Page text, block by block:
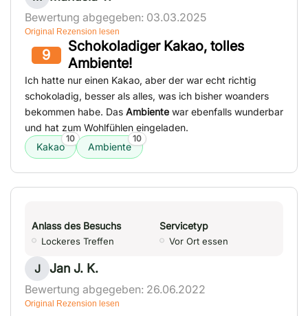
Bewertung abgegeben: 03.03.2025
Original Rezension lesen
9
Schokoladiger Kakao, tolles
Ambiente!
Ich hatte nur einen Kakao, aber der war echt richtig
schokoladig, besser als alles, was ich bisher woanders
bekommen habe. Das Ambiente war ebenfalls wunderbar
und hat zum Wohlfühlen eingeladen.
Kakao
10
Ambiente
10
Anlass des Besuchs
Lockeres Treffen
Servicetyp
Vor Ort essen
J Jan J. K.
Bewertung abgegeben: 26.06.2022
Original Rezension lesen